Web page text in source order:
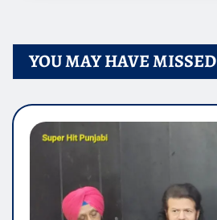
YOU MAY HAVE MISSED